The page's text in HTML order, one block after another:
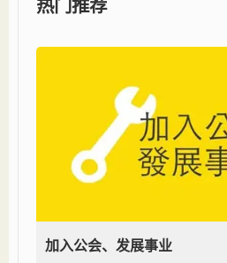
热门推荐
加入公会、发展事业